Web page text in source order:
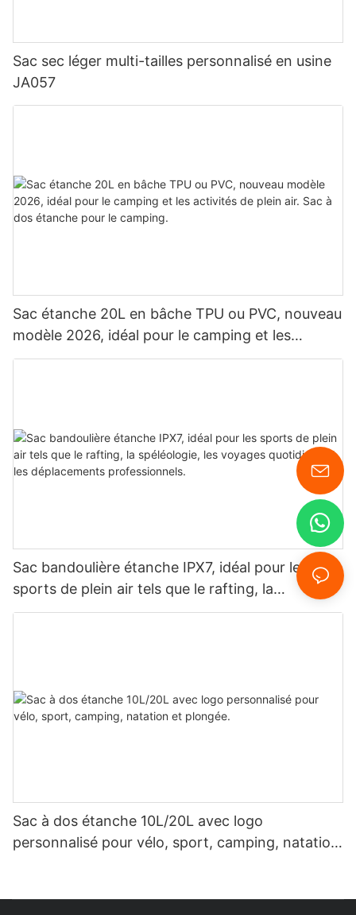
Sac sec léger multi-tailles personnalisé en usine
JA057
Sac étanche 20L en bâche TPU ou PVC, nouveau
modèle 2026, idéal pour le camping et les
activités de plein air. Sac à dos étanche pour le
Sac bandoulière étanche IPX7, idéal pour les
sports de plein air tels que le rafting, la
spéléologie, les voyages quotidiens et les
Sac à dos étanche 10L/20L avec logo
personnalisé pour vélo, sport, camping, natation